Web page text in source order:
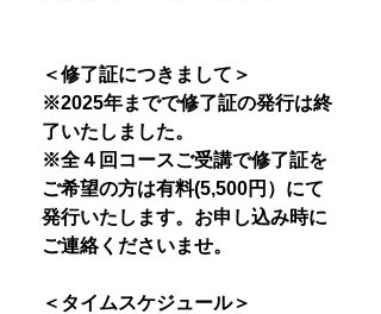
＜修了証につきまして＞
※2025年までで修了証の発行は終
了いたしました。
※全４回コースご受講で修了証を
ご希望の方は有料(5,500円）にて
発行いたします。お申し込み時に
ご連絡くださいませ。
＜タイムスケジュール＞